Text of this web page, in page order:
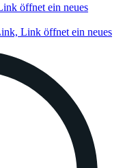
öffnet ein neues
Link öffnet ein neues